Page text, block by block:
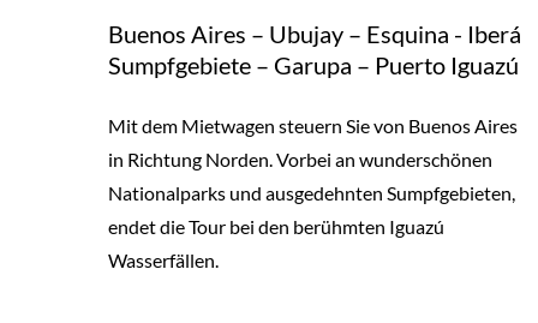
Buenos Aires – Ubujay – Esquina - Iberá
Sumpfgebiete – Garupa – Puerto Iguazú
Mit dem Mietwagen steuern Sie von Buenos Aires
in Richtung Norden. Vorbei an wunderschönen
Nationalparks und ausgedehnten Sumpfgebieten,
endet die Tour bei den berühmten Iguazú
Wasserfällen.